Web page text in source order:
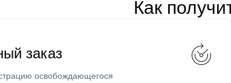
Как
заказ
освобождающегося